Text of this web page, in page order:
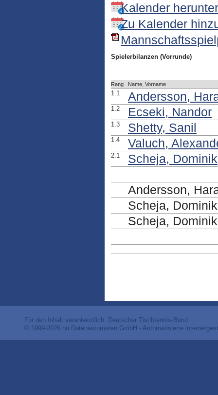
Kalender
Zu Kalender
Spielerbilanzen (Vorrunde)
Rang Name, Vorname
1.1 Andersson,
1.2 Ecseki, Nandor
1.3 Shetty, Sanil
1.4 Valuch,
2.1 Scheja, Dominik
Andersson,
Scheja,
Scheja,
Für den Inhalt verantwortlich: Deutscher Tischtennis-Bund
© 1999-2026 nu Datenautomaten GmbH - Automatisierte